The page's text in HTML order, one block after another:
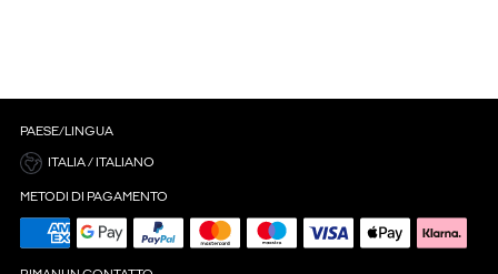
PAESE/LINGUA
ITALIA / ITALIANO
METODI DI PAGAMENTO